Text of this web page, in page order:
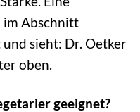
im Abschnitt
sieht: Dr. Oetker
oben.
geeignet?